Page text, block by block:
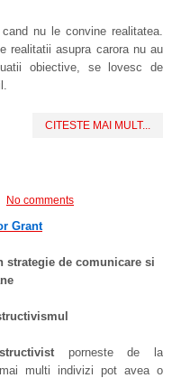
nu le convine realitatea.
realitatii asupra carora nu au
obiective, se lovesc de
CITESTE MAI MULT...
No comments
Grant
strategie de comunicare si
porneste de la
multi indivizi pot avea o